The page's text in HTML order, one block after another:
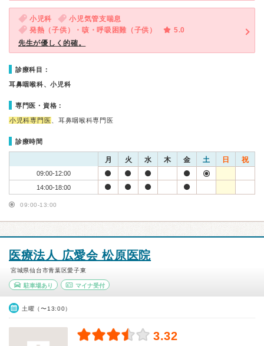
小児科
小児気管支喘息
発熱（子供）・咳・呼吸困難（子供）
5.0
先生が優しく的確。
診療科目：
耳鼻咽喉科、小児科
専門医・資格：
小児科専門医 、耳鼻咽喉科専門医
診療時間
月 火 水 木 金 土 日 祝
09:00-12:00
14:00-18:00
09:00-13:00
医療法人 広愛会 松原医院
宮城県仙台市青葉区愛子東
駐車場あり マイナ受付
土曜（〜13:00）
3.32